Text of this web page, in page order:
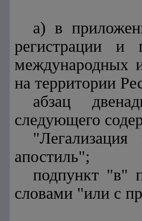
а) в
регистрации и
международных
на территории
абзац
следующего
апостиль";
подпункт "в"
словами "или с